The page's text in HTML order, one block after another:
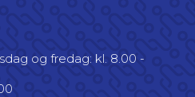
og fredag: kl. 8.00 -